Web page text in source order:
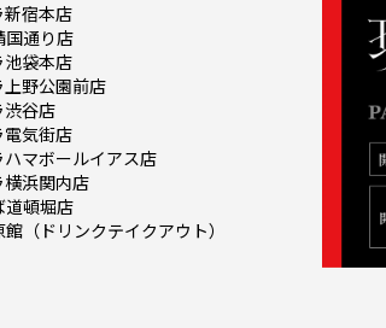
新宿本店
国通り店
池袋本店
野公園前店
渋谷店
電気街店
マボールイアス店
横浜関内店
道頓堀店
（ドリンクテイクアウト）